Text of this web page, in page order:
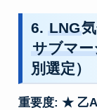
6. LNG
サブマ
別選定）
重要度: ★ 乙